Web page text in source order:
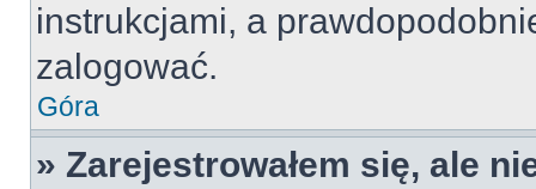
instrukcjami, a
zalogować.
Góra
» Zarejestrowałem się, ale